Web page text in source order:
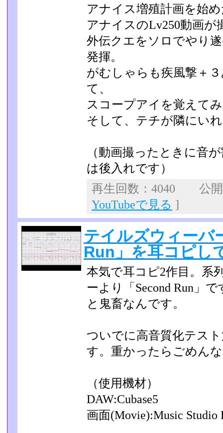
アナイス増殖計画を始
アナイスのLv250動画が
外伝クエをソロでやり
発揮。
がむしゃらも疾風撃＋
て、
スコープアイを覚えて
そして、テチが隣にい
（動画撮ったときに音
は後入れです）
再生回数：4040 公
YouTubeで見る ]
テイルズウィーバ
Run」を耳コピし
本気で耳コピ2作目。系
ーより「Second Run」
と鬼畜なんです。
ついでに高音質化テス
す。重かったらごめん
（使用機材）
DAW:Cubase5
画面(Movie):Music Studio